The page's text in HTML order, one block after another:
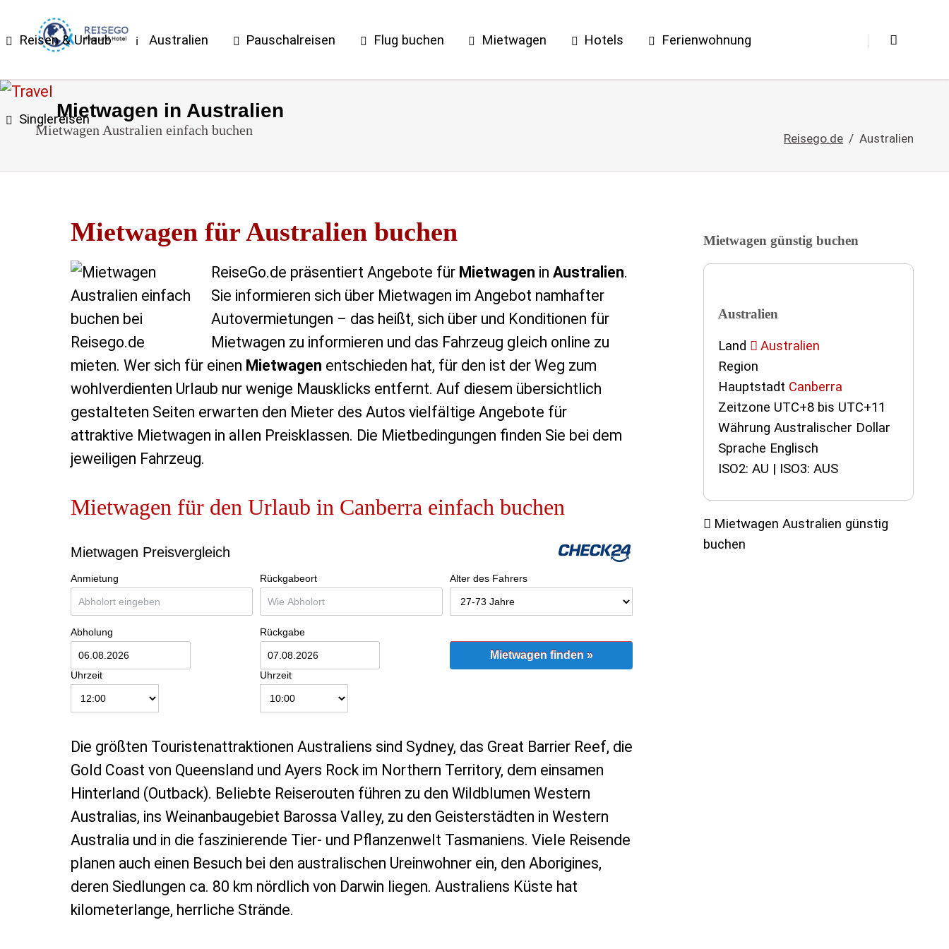
Reisen & Urlaub Australien Pauschalreisen Flug buchen Mietwagen Hotels Ferienwohnung
SinglereisenMietwagen in Australien
Mietwagen Australien einfach buchen
Reisego.de Australien
Mietwagen für Australien buchen
ReiseGo.de präsentiert Angebote für Mietwagen in Australien.
Sie informieren sich über Mietwagen im Angebot namhafter
Autovermietungen – das heißt, sich über und Konditionen für
Mietwagen zu informieren und das Fahrzeug gleich online zu
mieten. Wer sich für einen Mietwagen entschieden hat, für den ist der Weg zum
wohlverdienten Urlaub nur wenige Mausklicks entfernt. Auf diesem übersichtlich
gestalteten Seiten erwarten den Mieter des Autos vielfältige Angebote für
attraktive Mietwagen in allen Preisklassen. Die Mietbedingungen finden Sie bei dem
jeweiligen Fahrzeug.
Mietwagen für den Urlaub in Canberra einfach buchen
Mietwagen Preisvergleich
Anmietung Rückgabeort Alter des Fahrers
Abholung
Uhrzeit
Rückgabe
Uhrzeit
Mietwagen finden »
Die größten Touristenattraktionen Australiens sind Sydney, das Great Barrier Reef, die
Gold Coast von Queensland und Ayers Rock im Northern Territory, dem einsamen
Hinterland (Outback). Beliebte Reiserouten führen zu den Wildblumen Western
Australias, ins Weinanbaugebiet Barossa Valley, zu den Geisterstädten in Western
Australia und in die faszinierende Tier- und Pflanzenwelt Tasmaniens. Viele Reisende
planen auch einen Besuch bei den australischen Ureinwohner ein, den Aborigines,
deren Siedlungen ca. 80 km nördlich von Darwin liegen. Australiens Küste hat
kilometerlange, herrliche Strände.
Mietwagen günstig buchen
Australien
Land
Australien
Region
Hauptstadt Canberra
Zeitzone UTC+8 bis UTC+11
Währung Australischer Dollar
Sprache Englisch
ISO2: AU | ISO3: AUS
Mietwagen Australien günstig
buchen